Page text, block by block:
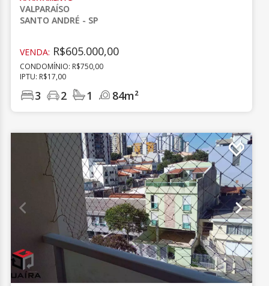
VALPARAÍSO
SANTO ANDRÉ - SP
VENDA: R$605.000,00
CONDOMÍNIO: R$750,00
IPTU: R$17,00
3 2 1 84m²